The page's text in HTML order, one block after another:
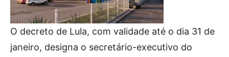
O decreto de Lula, com validade até o dia 31 de
janeiro, designa o secretário-executivo do